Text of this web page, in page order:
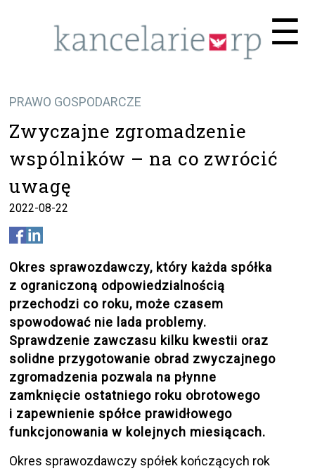
☰
PRAWO GOSPODARCZE
Zwyczajne zgromadzenie
wspólników – na co zwrócić
uwagę
2022-08-22
Okres sprawozdawczy, który każda spółka
z ograniczoną odpowiedzialnością
przechodzi co roku, może czasem
spowodować nie lada problemy.
Sprawdzenie zawczasu kilku kwestii oraz
solidne przygotowanie obrad zwyczajnego
zgromadzenia pozwala na płynne
zamknięcie ostatniego roku obrotowego
i zapewnienie spółce prawidłowego
funkcjonowania w kolejnych miesiącach.
Okres sprawozdawczy spółek kończących rok